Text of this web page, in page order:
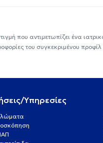
που αντιμετωπίζει ένα
του συγκεκριμένου
Υπηρεσίες